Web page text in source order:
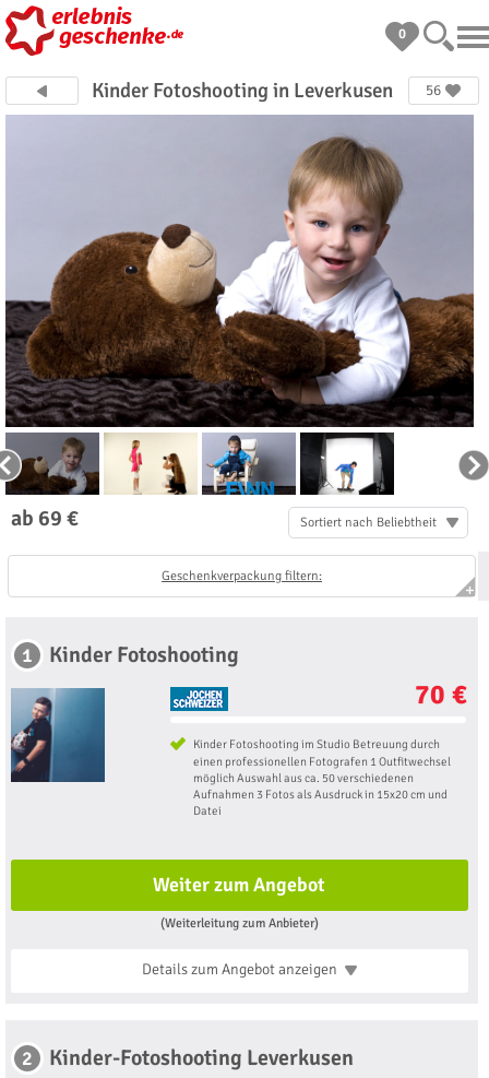
0
Kinder Fotoshooting in Leverkusen 56
ab 69 € Sortiert nach Beliebtheit
Geschenkverpackung filtern:
1 Kinder Fotoshooting
70 €
Kinder Fotoshooting im Studio Betreuung durch
einen professionellen Fotografen 1 Outfitwechsel
möglich Auswahl aus ca. 50 verschiedenen
Aufnahmen 3 Fotos als Ausdruck in 15x20 cm und
Datei
Weiter zum Angebot
(Weiterleitung zum Anbieter)
Details zum Angebotanzeigen
2 Kinder-Fotoshooting Leverkusen